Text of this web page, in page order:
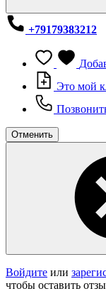
+79179383212
Это мой
Отменить
Войдите или
чтобы оставить